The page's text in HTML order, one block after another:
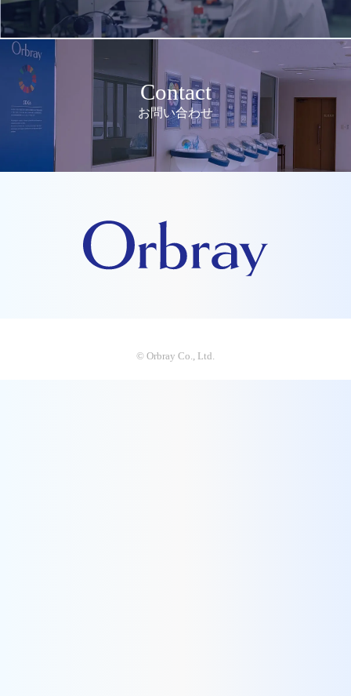
Contact
お問い合わせ
© Orbray Co., Ltd.